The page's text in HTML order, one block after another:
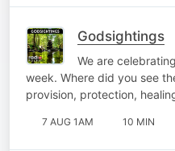
Godsightings
We are
week. Where did you see
provision, protection,
7 AUG 1AM 10 MIN